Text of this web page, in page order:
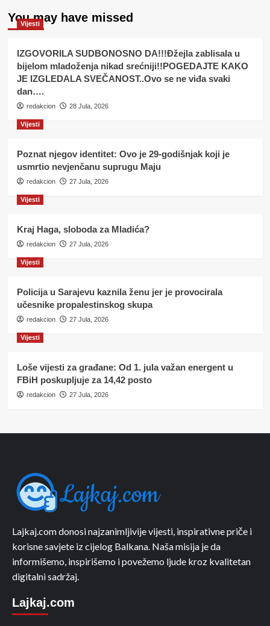
You may have missed
Vijesti
IZGOVORILA SUDBONOSNO DA!!!Đžejla zablisala u
bijelom mladoženja nikad srećniji!!POGEDAJTE KAKO
JE IZGLEDALA SVEČANOST..Ovo se ne viđa svaki
dan….
redakcion 28 Jula, 2026
Vijesti
Poznat njegov identitet: Ovo je 29-godišnjak koji je
usmrtio nevjenčanu suprugu Maju
redakcion 27 Jula, 2026
Vijesti
Kraj Haga, sloboda za Mladića?
redakcion 27 Jula, 2026
Vijesti
Policija u Sarajevu kaznila ženu jer je provocirala
učesnike propalestinskog skupa
redakcion 27 Jula, 2026
Vijesti
Loše vijesti za građane: Od 1. jula važan energent u
FBiH poskupljuje za 14,42 posto
redakcion 27 Jula, 2026
Lajkaj.com donosi najzanimljivije vijesti, inspirativne priče i
korisne savjete iz cijelog Balkana. Naša misija je da
informišemo, inspirišemo i povežemo ljude kroz kvalitetan
digitalni sadržaj.
Lajkaj.com